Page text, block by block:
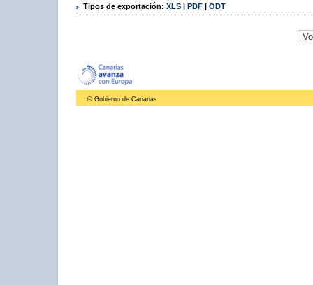
Tipos de exportación: XLS | PDF | ODT
© Gobierno de Canarias